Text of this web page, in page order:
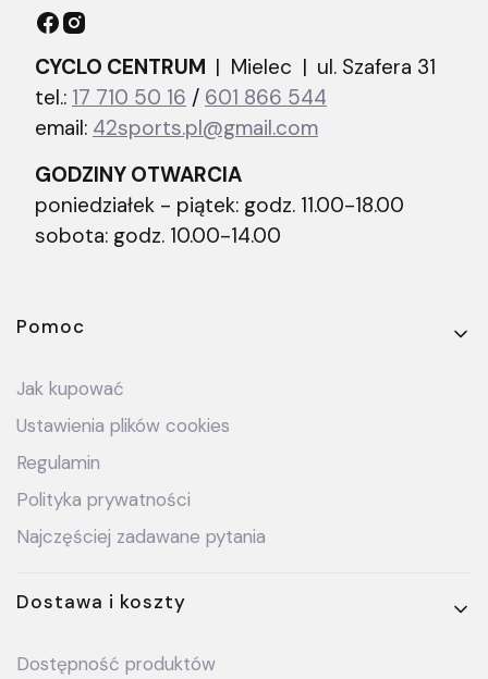
CYCLO CENTRUM | Mielec | ul. Szafera 31
tel.: 17 710 50 16 / 601 866 544
email: 42sports.pl@gmail.com
GODZINY OTWARCIA
poniedziałek - piątek: godz. 11.00-18.00
sobota: godz. 10.00-14.00
Linki w stopce
Pomoc
Jak kupować
Ustawienia plików cookies
Regulamin
Polityka prywatności
Najczęściej zadawane pytania
Dostawa i koszty
Dostępność produktów